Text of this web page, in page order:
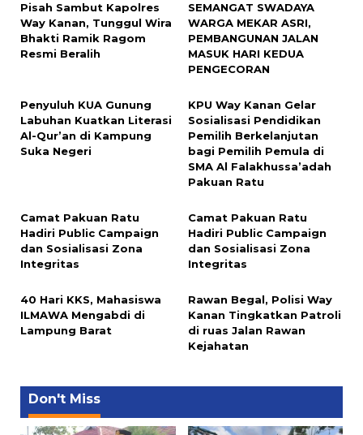
Pisah Sambut Kapolres
Way Kanan, Tunggul Wira
Bhakti Ramik Ragom
Resmi Beralih
SEMANGAT SWADAYA
WARGA MEKAR ASRI,
PEMBANGUNAN JALAN
MASUK HARI KEDUA
PENGECORAN
Penyuluh KUA Gunung
Labuhan Kuatkan Literasi
Al-Qur’an di Kampung
Suka Negeri
KPU Way Kanan Gelar
Sosialisasi Pendidikan
Pemilih Berkelanjutan
bagi Pemilih Pemula di
SMA Al Falakhussa’adah
Pakuan Ratu
Camat Pakuan Ratu
Hadiri Public Campaign
dan Sosialisasi Zona
Integritas
Camat Pakuan Ratu
Hadiri Public Campaign
dan Sosialisasi Zona
Integritas
40 Hari KKS, Mahasiswa
ILMAWA Mengabdi di
Lampung Barat
Rawan Begal, Polisi Way
Kanan Tingkatkan Patroli
di ruas Jalan Rawan
Kejahatan
Don't Miss